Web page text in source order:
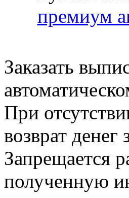
премиум
Заказать
При
возврат
Запрещается
полученную